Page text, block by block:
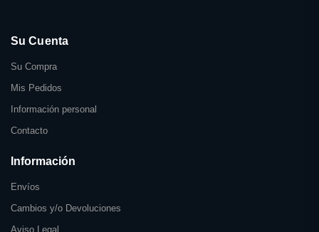
Su Cuenta
Su Compra
Mis Pedidos
Información personal
Contacto
Información
Envíos
Cambios y/o Devoluciones
Aviso Legal